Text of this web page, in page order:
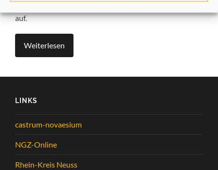
auf.
Weiterlesen
LINKS
castrum-novaesium
NGZ-Online
Rhein-Kreis Neuss